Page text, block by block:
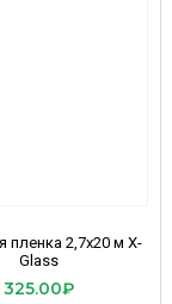
пленка 2,7х20 м X-
Glass
325.00₽